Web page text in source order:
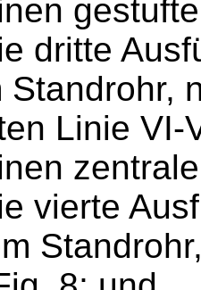
dritte
Standrohr,
Linie VI-
vierte